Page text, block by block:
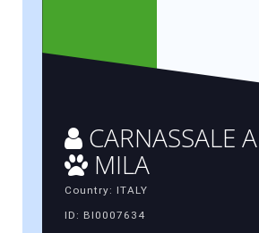
CARNASSALE
MILA
Country: ITALY
ID: BI0007634